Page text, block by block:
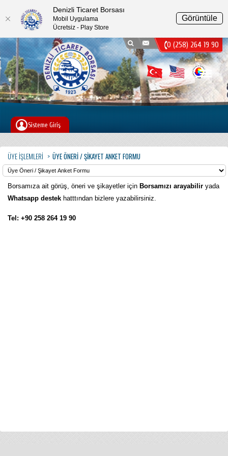
0 (258) 264 19 90
Sisteme Giriş
ÜYE İŞLEMLERI ÜYE ÖNERI / ŞIKAYET ANKET FORMU
Borsamıza ait görüş, öneri ve şikayetler için Borsamızı arayabilir yada
Whatsapp destek hatttından bizlere yazabilirsiniz.
Tel: +90 258 264 19 90
Menu
Denizli Ticaret Borsası
Mobil Uygulama
Ücretsiz - Play Store
Görüntüle